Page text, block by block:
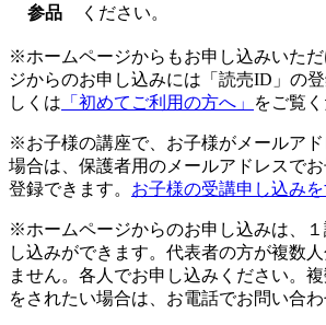
参品
ください。
※ホームページからもお申し込みいた
ジからのお申し込みには「読売ID」の
しくは 「初めてご利用の方へ」 をご覧く
※お子様の講座で、お子様がメールア
場合は、保護者用のメールアドレスで
登録できます。 お子様の受講申し込み
※ホームページからのお申し込みは、
し込みができます。代表者の方が複数
ません。各人でお申し込みください。
をされたい場合は、お電話でお問い合わ